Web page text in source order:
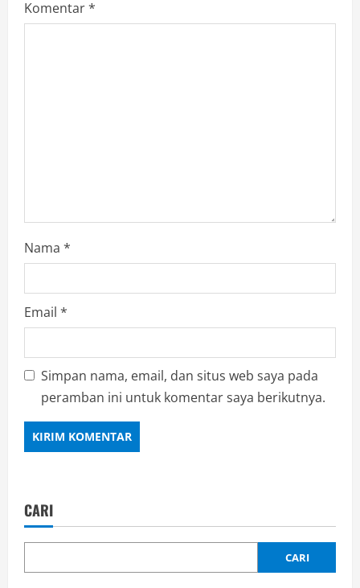
Komentar*
Nama *
Email *
Simpan nama, email, dan situs web saya pada
peramban ini untuk komentar saya berikutnya.
CARI
CARI